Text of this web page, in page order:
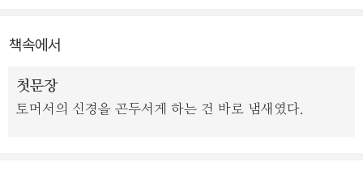
대망의 완결편이자 제3권인 <데스 큐어>에서는 소년들을 의문의 실
험 속에 몰아넣었던 '사악'의 존재가 차츰 드러나며 퍼즐이 맞춰진다.
책속에서
첫문장
토머서의 신경을 곤두서게 하는 건 바로 냄새였다.